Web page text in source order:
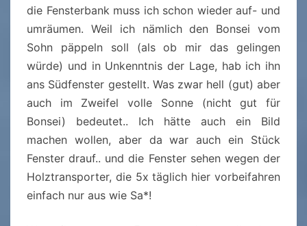
die Fensterbank muss ich schon wieder auf- und
umräumen. Weil ich nämlich den Bonsei vom
Sohn päppeln soll (als ob mir das gelingen
würde) und in Unkenntnis der Lage, hab ich ihn
ans Südfenster gestellt. Was zwar hell (gut) aber
auch im Zweifel volle Sonne (nicht gut für
Bonsei) bedeutet.. Ich hätte auch ein Bild
machen wollen, aber da war auch ein Stück
Fenster drauf.. und die Fenster sehen wegen der
Holztransporter, die 5x täglich hier vorbeifahren
einfach nur aus wie Sa*!